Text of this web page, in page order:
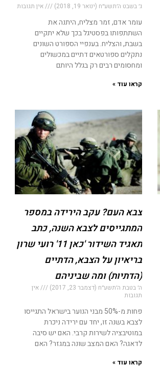
ג׳ בשבט ה׳תשע״ח (ינואר 19, 2018) אין תגובות
עומר אדם, זמר מצליח, היתנה את
השתתפותו בפסטיגל בכך שלא יתקיים
בשבת, והצליח. בענפיי הספורט השונים
נתקלים ספורטאים דתיים במכשולים
ומחסומים רבים רק בגלל היותם
קראו עוד »
צבא העם? עקב הירידה במספר
המתגייסים לצבא השנה, כתב
תאגיד השידור 'כאן 11' רועי שרון
בריאיון על הצבא, הדתיים
(הדתיות) ומה שביניהם
ה׳ בטבת ה׳תשע״ח (דצמבר 23, 2017)
אין
תגובות
פחות מ-50% מבני הנוער בישראל התגייסו
לצבא בשנה זו, יחד עם ירידה ניכרת
במוטיבציה לשירות קרבי. האם יש סיבה
לדאגה? האם המצב שונה במגזר? האם
קראו עוד »